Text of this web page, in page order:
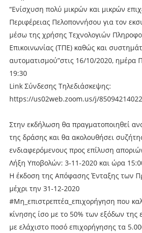
“Ενίσχυση πολύ μικρών και μικρών
Περιφέρειας Πελοποννήσου για τον
μέσω της χρήσης Τεχνολογιών
Επικοινωνίας (ΤΠΕ) καθώς και
αυτοματισμού”στις 16/10/2020, ημέρα
19:30
Link Σύνδεσης Τηλεδιάσκεψης:
https://us02web.zoom.us/j/85094214022
Στην εκδήλωση θα πραγματοποιηθεί
της δράσης και θα ακολουθήσει
ενδιαφερόμενους προς επίλυση
Λήξη Υποβολών: 3-11-2020 και ώρα
Η έκδοση της Απόφασης Ένταξης των
μέχρι την 31-12-2020
#Μη_επιστρεπτέα_επιχορήγηση που
κίνησης ίσο με το 50% των εξόδων της
με ελάχιστο ποσό επιχορήγησης τα